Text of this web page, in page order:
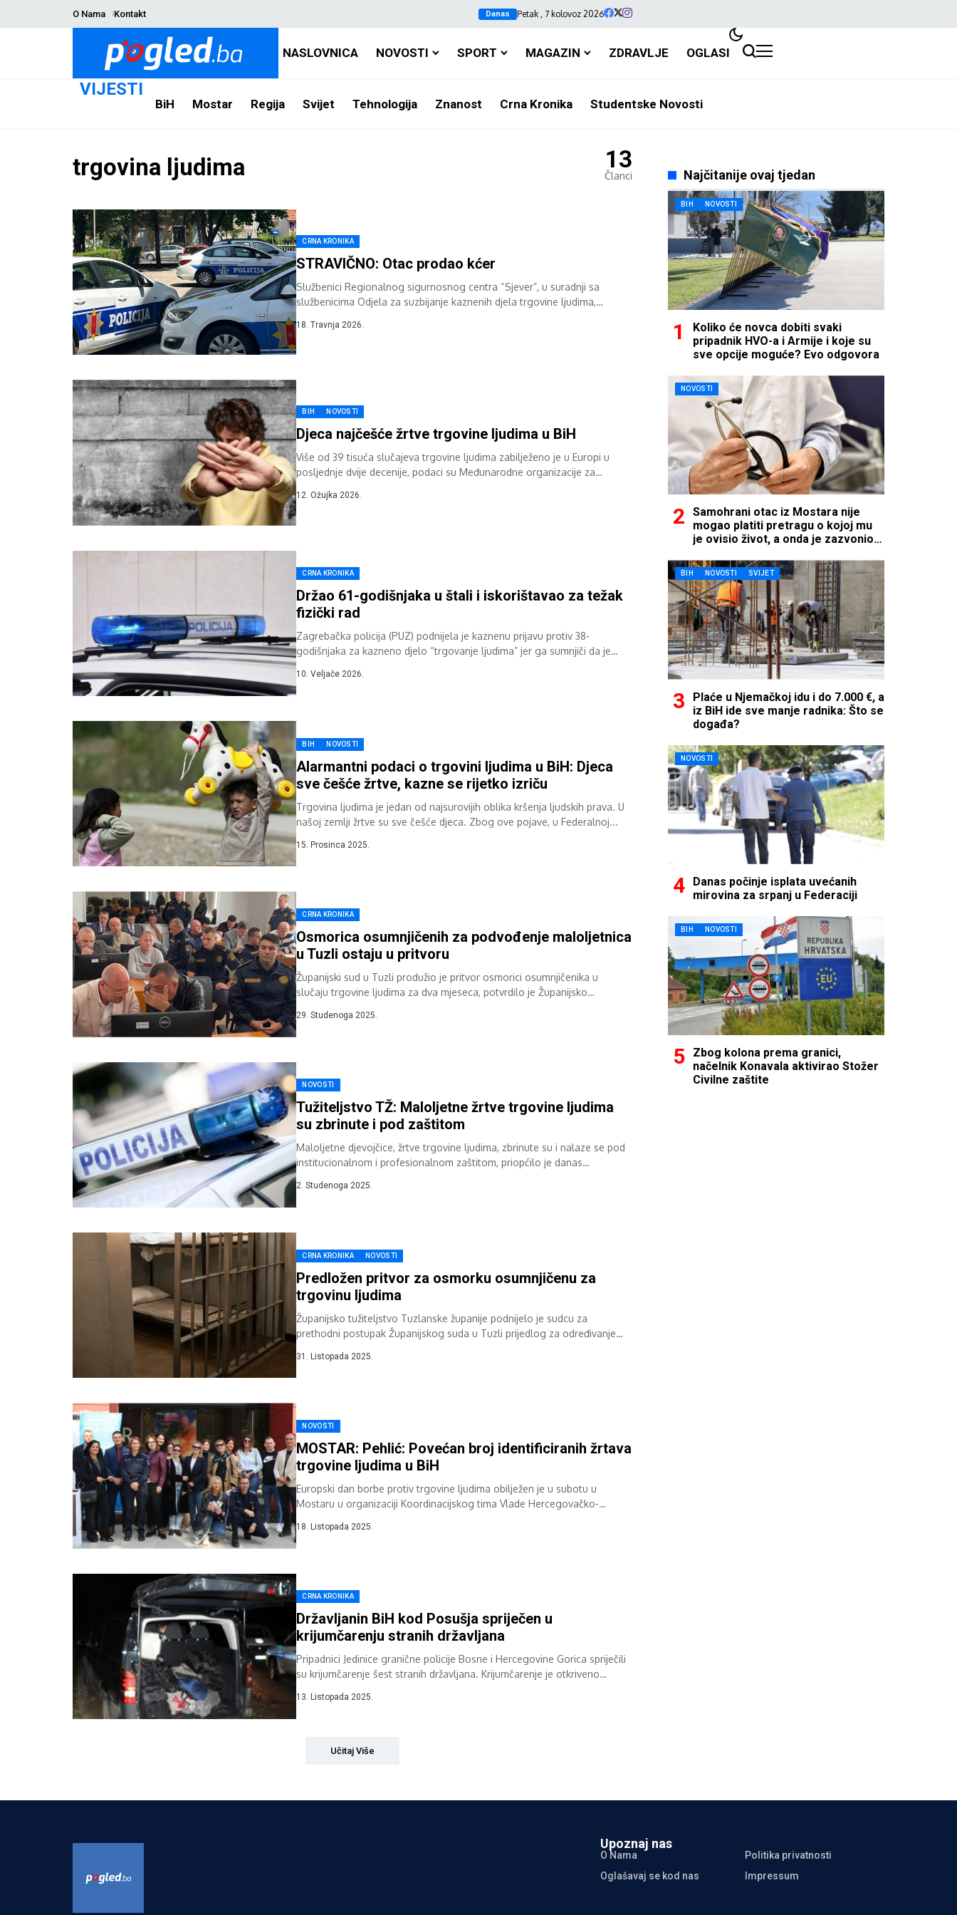
O Nama Kontakt Danas Petak , 7 kolovoz 2026
NASLOVNICA NOVOSTI SPORT MAGAZIN ZDRAVLJE OGLASI
VIJESTI
BiH Mostar Regija Svijet Tehnologija Znanost Crna Kronika Studentske Novosti
trgovina ljudima 13
Članci
CRNA KRONIKA
STRAVIČNO: Otac prodao kćer
Službenici Regionalnog sigurnosnog centra “Sjever”, u suradnji sa
službenicima Odjela za suzbijanje kaznenih djela trgovine ljudima,
18. Travnja 2026.
BIH NOVOSTI
Djeca najčešće žrtve trgovine ljudima u BiH
Više od 39 tisuća slučajeva trgovine ljudima zabilježeno je u Europi u
posljednje dvije decenije, podaci su Međunarodne organizacije za
12. Ožujka 2026.
CRNA KRONIKA
Držao 61-godišnjaka u štali i iskorištavao za težak
fizički rad
Zagrebačka policija (PUZ) podnijela je kaznenu prijavu protiv 38-
godišnjaka za kazneno djelo “trgovanje ljudima” jer ga sumnjiči da je
10. Veljače 2026.
BIH NOVOSTI
Alarmantni podaci o trgovini ljudima u BiH: Djeca
sve češće žrtve, kazne se rijetko izriču
Trgovina ljudima je jedan od najsurovijih oblika kršenja ljudskih prava. U
našoj zemlji žrtve su sve češće djeca. Zbog ove pojave, u Federalnoj...
15. Prosinca 2025.
CRNA KRONIKA
Osmorica osumnjičenih za podvođenje maloljetnica
u Tuzli ostaju u pritvoru
Županijski sud u Tuzli produžio je pritvor osmorici osumnjičenika u
slučaju trgovine ljudima za dva mjeseca, potvrdilo je Županijsko
29. Studenoga 2025.
NOVOSTI
Tužiteljstvo TŽ: Maloljetne žrtve trgovine ljudima
su zbrinute i pod zaštitom
Maloljetne djevojčice, žrtve trgovine ljudima, zbrinute su i nalaze se pod
institucionalnom i profesionalnom zaštitom, priopćilo je danas
2. Studenoga 2025.
CRNA KRONIKA NOVOSTI
Predložen pritvor za osmorku osumnjičenu za
trgovinu ljudima
Županijsko tužiteljstvo Tuzlanske županije podnijelo je sudcu za
prethodni postupak Županijskog suda u Tuzli prijedlog za određivanje
31. Listopada 2025.
NOVOSTI
MOSTAR: Pehlić: Povećan broj identificiranih žrtava
trgovine ljudima u BiH
Europski dan borbe protiv trgovine ljudima obilježen je u subotu u
Mostaru u organizaciji Koordinacijskog tima Vlade Hercegovačko-
18. Listopada 2025.
CRNA KRONIKA
Državljanin BiH kod Posušja spriječen u
krijumčarenju stranih državljana
Pripadnici Jedinice granične policije Bosne i Hercegovine Gorica spriječili
su krijumčarenje šest stranih državljana. Krijumčarenje je otkriveno
13. Listopada 2025.
Učitaj Više
Najčitanije ovaj tjedan
BIH NOVOSTI
Koliko će novca dobiti svaki
pripadnik HVO-a i Armije i koje su
sve opcije moguće? Evo odgovora
NOVOSTI
Samohrani otac iz Mostara nije
mogao platiti pretragu o kojoj mu
je ovisio život, a onda je zazvonio
BIH NOVOSTI SVIJET
Plaće u Njemačkoj idu i do 7.000 €, a
iz BiH ide sve manje radnika: Što se
događa?
NOVOSTI
Danas počinje isplata uvećanih
mirovina za srpanj u Federaciji
BIH NOVOSTI
Zbog kolona prema granici,
načelnik Konavala aktivirao Stožer
Civilne zaštite
Upoznaj nas
O Nama
Politika privatnosti
Oglašavaj se kod nas
Impressum